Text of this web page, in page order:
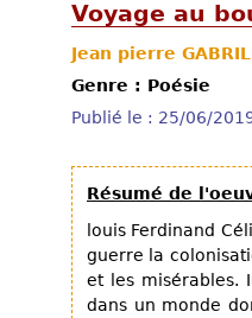
Voyage au
Jean pierre
Genre : Poésie
Publié le : 25/06/
Résumé de
louis Ferdinand
guerre la
et les misérables.
dans un monde